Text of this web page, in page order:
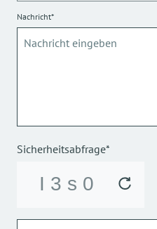
Nachricht*
Sicherheitsabfrage*